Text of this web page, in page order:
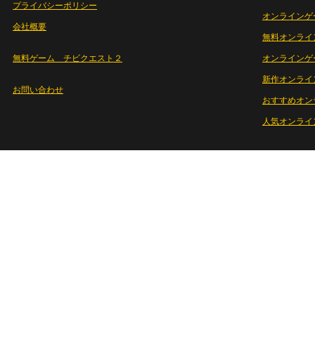
プライバシーポリシー
会社概要
無料ゲーム チビクエスト２
お問い合わせ
オンラインゲ
無料オンライ
オンライン
新作オンライ
おすすめオ
人気オンラ